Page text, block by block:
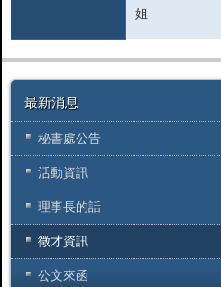
姐
最新消息
秘書處公告
活動資訊
理事長的話
徵才資訊
公文來函